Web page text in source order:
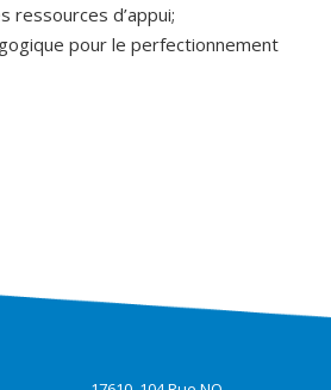
ressources d’appui;
pour le perfectionnement